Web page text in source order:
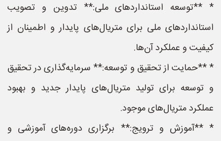
* **توسعه استانداردهای ملی:** تدوین و تصویب
استانداردهای ملی برای متریال‌های پایدار و اطمینان از
کیفیت و عملکرد آن‌ها.
* **حمایت از تحقیق و توسعه:** سرمایه‌گذاری در تحقیق
و توسعه برای تولید متریال‌های پایدار جدید و بهبود
عملکرد متریال‌های موجود.
* **آموزش و ترویج:** برگزاری دوره‌های آموزشی و